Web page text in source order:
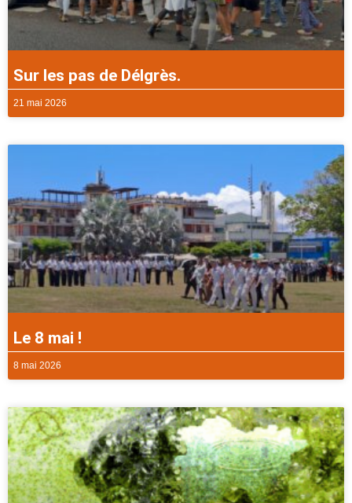
Sur les pas de Délgrès.
21 mai 2026
Le 8 mai !
8 mai 2026